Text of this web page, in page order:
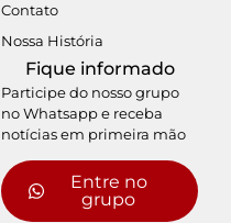
Contato
Nossa História
Fique informado
Participe do nosso grupo
no Whatsapp e receba
notícias em primeira mão
Entre no
grupo